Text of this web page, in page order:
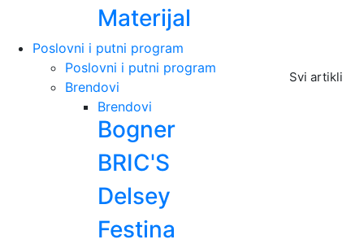
Materijal
Poslovni i putni program
Svi artikli
Poslovni i putni program
Brendovi
Brendovi
Bogner
BRIC'S
Delsey
Festina